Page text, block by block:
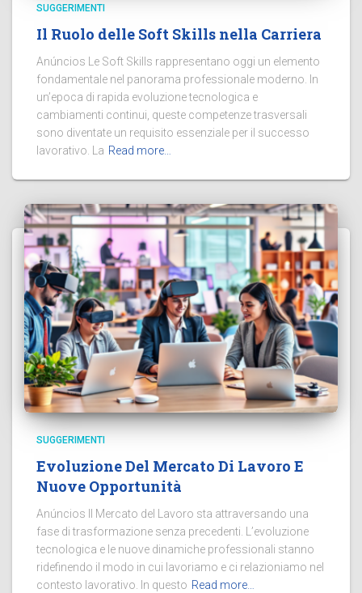
SUGGERIMENTI
Il Ruolo delle Soft Skills nella Carriera
Anúncios Le Soft Skills rappresentano oggi un elemento
fondamentale nel panorama professionale moderno. In
un’epoca di rapida evoluzione tecnologica e
cambiamenti continui, queste competenze trasversali
sono diventate un requisito essenziale per il successo
lavorativo. La Read more…
SUGGERIMENTI
Evoluzione Del Mercato Di Lavoro E
Nuove Opportunità
Anúncios Il Mercato del Lavoro sta attraversando una
fase di trasformazione senza precedenti. L’evoluzione
tecnologica e le nuove dinamiche professionali stanno
ridefinendo il modo in cui lavoriamo e ci relazioniamo nel
contesto lavorativo. In questo Read more…